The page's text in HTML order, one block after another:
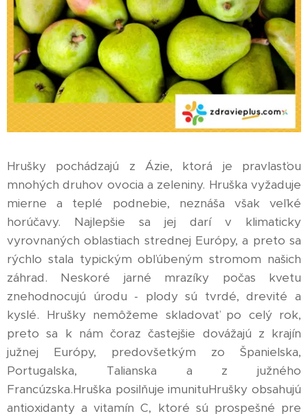
Hrušky pochádzajú z Ázie, ktorá je pravlasťou
mnohých druhov ovocia a zeleniny. Hruška vyžaduje
mierne a teplé podnebie, neznáša však veľké
horúčavy. Najlepšie sa jej darí v klimaticky
vyrovnaných oblastiach strednej Európy, a preto sa
rýchlo stala typickým obľúbeným stromom našich
záhrad. Neskoré jarné mrazíky počas kvetu
znehodnocujú úrodu - plody sú tvrdé, drevité a
kyslé. Hrušky nemôžeme skladovať po celý rok,
preto sa k nám čoraz častejšie dovážajú z krajín
južnej Európy, predovšetkým zo Španielska,
Portugalska, Talianska a z južného
Francúzska.Hruška posilňuje imunituHrušky obsahujú
antioxidanty a vitamín C, ktoré sú prospešné pre